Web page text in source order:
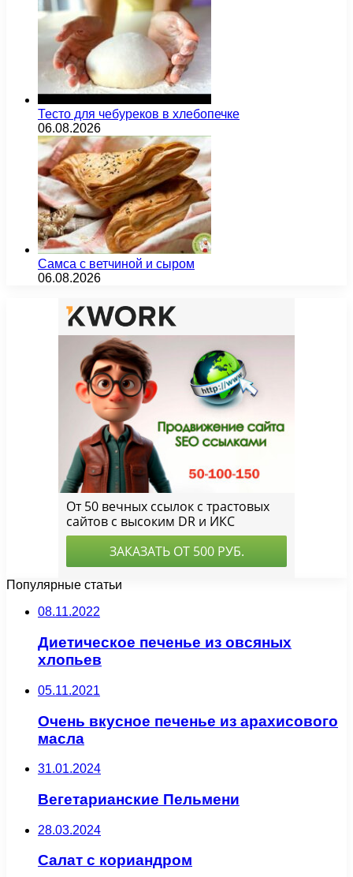
Тесто для чебуреков в хлебопечке
06.08.2026
Самса с ветчиной и сыром
06.08.2026
Популярные статьи
08.11.2022
Диетическое печенье из овсяных
хлопьев
05.11.2021
Очень вкусное печенье из арахисового
масла
31.01.2024
Вегетарианские Пельмени
28.03.2024
Салат с кориандром